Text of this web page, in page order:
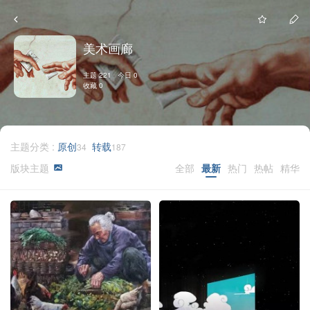
美术画廊
主题 221 今日 0
收藏 0
主题分类 : 原创34 转载187
版块主题 全部 最新 热门 热帖 精华